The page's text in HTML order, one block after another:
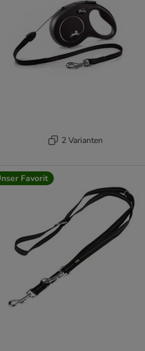
2 Varianten
Favorit